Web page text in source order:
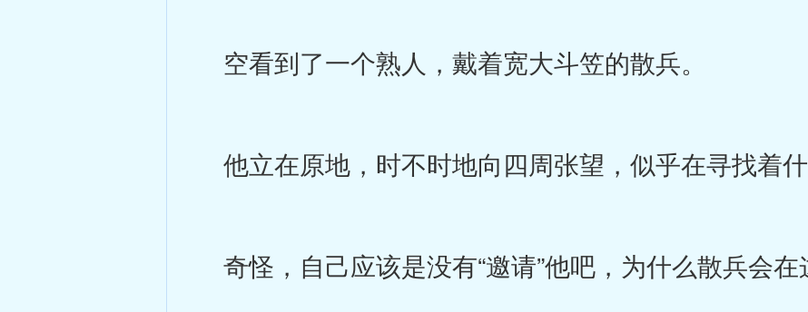
空看到了一个熟人，戴着宽大斗笠的散兵。
他立在原地，时不时地向四周张望，似乎在寻找着什
奇怪，自己应该是没有“邀请”他吧，为什么散兵会在